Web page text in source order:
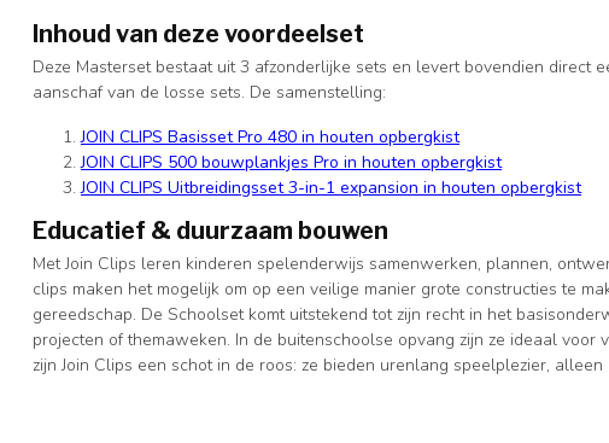
Inhoud van deze voordeelset
Deze Masterset bestaat uit 3 afzonderlijke sets en levert bovendien direct
aanschaf van de losse sets. De samenstelling:
JOIN CLIPS Basisset Pro 480 in houten opbergkist
JOIN CLIPS 500 bouwplankjes Pro in houten opbergkist
JOIN CLIPS Uitbreidingsset 3-in-1 expansion in houten opbergkist
Educatief & duurzaam bouwen
Met Join Clips leren kinderen spelenderwijs samenwerken, plannen,
clips maken het mogelijk om op een veilige manier grote constructies te
gereedschap. De Schoolset komt uitstekend tot zijn recht in het
projecten of themaweken. In de buitenschoolse opvang zijn ze ideaal voor
zijn Join Clips een schot in de roos: ze bieden urenlang speelplezier,